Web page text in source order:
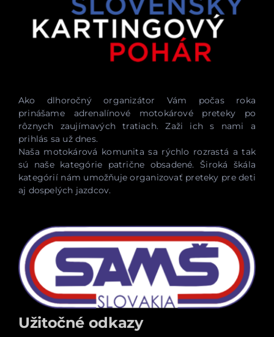
Ako dlhoročný organizátor Vám počas roka
prinášame adrenalínové motokárové preteky po
rôznych zaujímavých tratiach. Zaži ich s nami a
prihlás sa už dnes.
Naša motokárová komunita sa rýchlo rozrastá a tak
sú naše kategórie patrične obsadené. Široká škála
kategórií nám umožňuje organizovať preteky pre deti
aj dospelých jazdcov.
Užitočné odkazy